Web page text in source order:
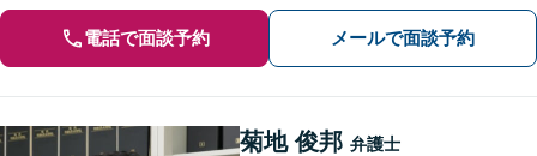
電話で面談予約 メールで面談予約
菊地 俊邦 弁護士